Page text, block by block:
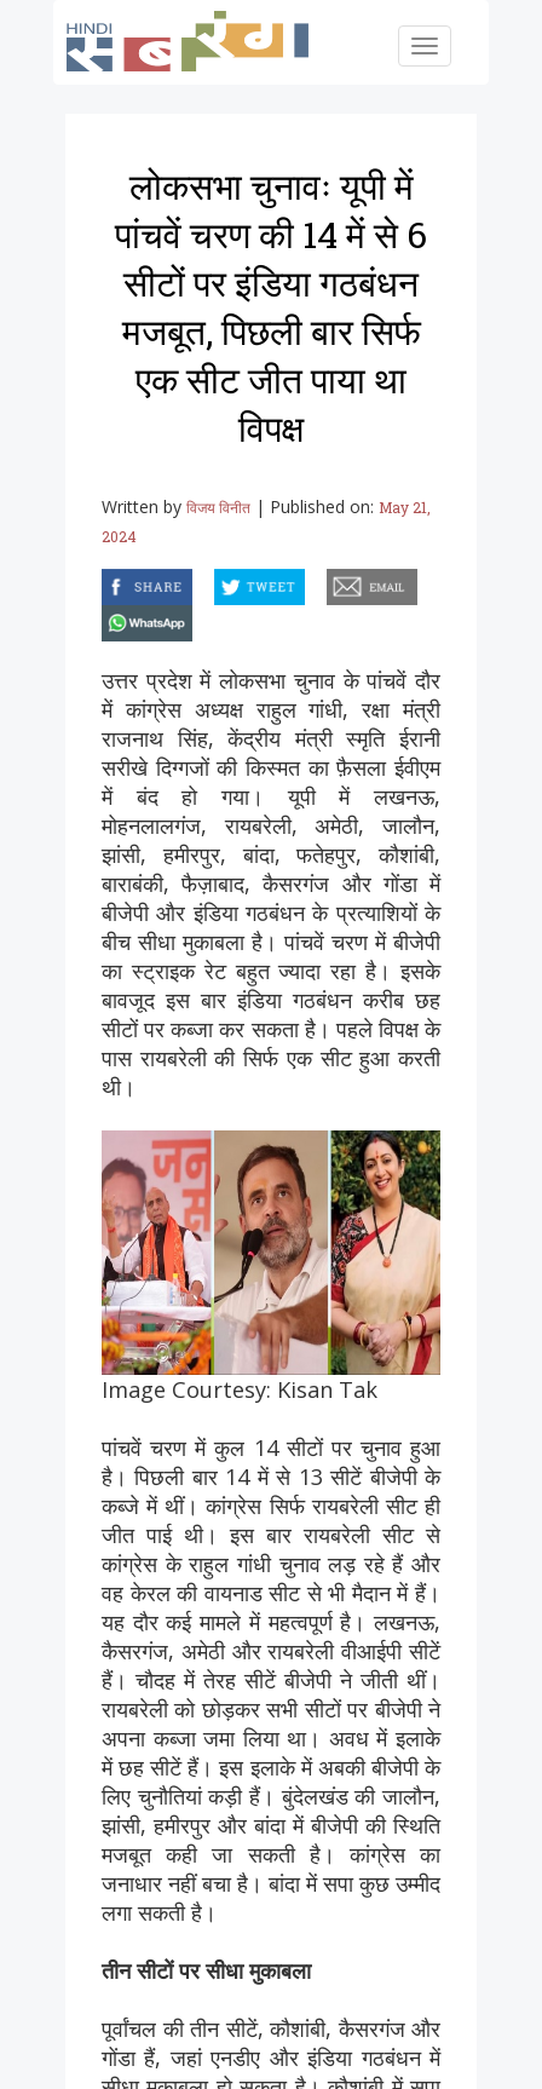
Toggle
लोकसभा चुनावः यूपी में
पांचवें चरण की 14 में से 6
सीटों पर इंडिया गठबंधन
मजबूत, पिछली बार सिर्फ
एक सीट जीत पाया था
विपक्ष
Written by विजय विनीत | Published on: May 21,
2024
उत्तर प्रदेश में लोकसभा चुनाव के पांचवें दौर
में कांग्रेस अध्यक्ष राहुल गांधी, रक्षा मंत्री
राजनाथ सिंह, केंद्रीय मंत्री स्मृति ईरानी
सरीखे दिग्गजों की किस्मत का फ़ैसला ईवीएम
में बंद हो गया। यूपी में लखनऊ,
मोहनलालगंज, रायबरेली, अमेठी, जालौन,
झांसी, हमीरपुर, बांदा, फतेहपुर, कौशांबी,
बाराबंकी, फैज़ाबाद, कैसरगंज और गोंडा में
बीजेपी और इंडिया गठबंधन के प्रत्याशियों के
बीच सीधा मुकाबला है। पांचवें चरण में बीजेपी
का स्ट्राइक रेट बहुत ज्यादा रहा है। इसके
बावजूद इस बार इंडिया गठबंधन करीब छह
सीटों पर कब्जा कर सकता है। पहले विपक्ष के
पास रायबरेली की सिर्फ एक सीट हुआ करती
थी।
Image Courtesy: Kisan Tak
पांचवें चरण में कुल 14 सीटों पर चुनाव हुआ
है। पिछली बार 14 में से 13 सीटें बीजेपी के
कब्जे में थीं। कांग्रेस सिर्फ रायबरेली सीट ही
जीत पाई थी। इस बार रायबरेली सीट से
कांग्रेस के राहुल गांधी चुनाव लड़ रहे हैं और
वह केरल की वायनाड सीट से भी मैदान में हैं।
यह दौर कई मामले में महत्वपूर्ण है। लखनऊ,
कैसरगंज, अमेठी और रायबरेली वीआईपी सीटें
हैं। चौदह में तेरह सीटें बीजेपी ने जीती थीं।
रायबरेली को छोड़कर सभी सीटों पर बीजेपी ने
अपना कब्जा जमा लिया था। अवध में इलाके
में छह सीटें हैं। इस इलाके में अबकी बीजेपी के
लिए चुनौतियां कड़ी हैं। बुंदेलखंड की जालौन,
झांसी, हमीरपुर और बांदा में बीजेपी की स्थिति
मजबूत कही जा सकती है। कांग्रेस का
जनाधार नहीं बचा है। बांदा में सपा कुछ उम्मीद
लगा सकती है।
तीन सीटों पर सीधा मुकाबला
पूर्वांचल की तीन सीटें, कौशांबी, कैसरगंज और
गोंडा हैं, जहां एनडीए और इंडिया गठबंधन में